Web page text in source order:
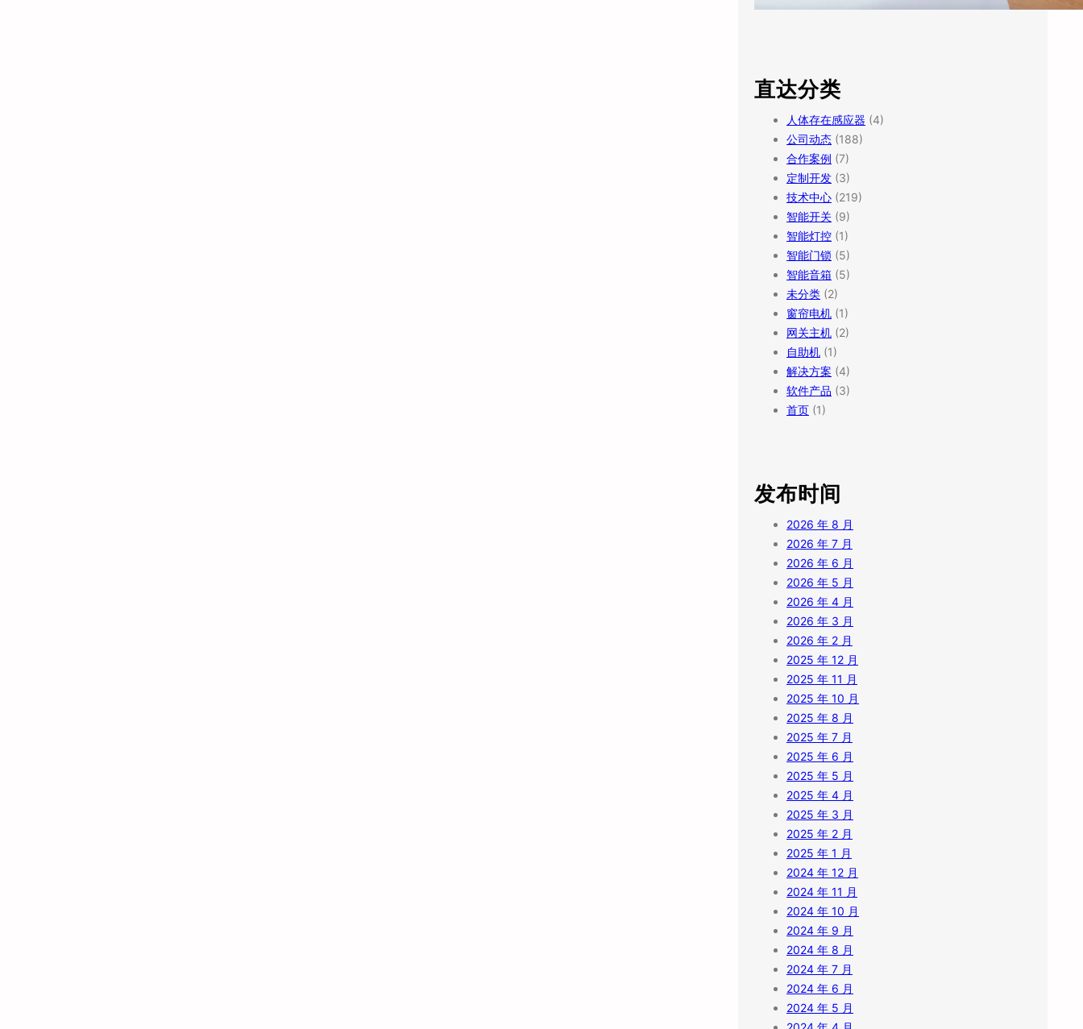
直达分类
人体存在感应器 (4)
公司动态 (188)
合作案例 (7)
定制开发 (3)
技术中心 (219)
智能开关 (9)
智能灯控 (1)
智能门锁 (5)
智能音箱 (5)
未分类 (2)
窗帘电机 (1)
网关主机 (2)
自助机 (1)
解决方案 (4)
软件产品 (3)
首页 (1)
发布时间
2026 年 8 月
2026 年 7 月
2026 年 6 月
2026 年 5 月
2026 年 4 月
2026 年 3 月
2026 年 2 月
2025 年 12 月
2025 年 11 月
2025 年 10 月
2025 年 8 月
2025 年 7 月
2025 年 6 月
2025 年 5 月
2025 年 4 月
2025 年 3 月
2025 年 2 月
2025 年 1 月
2024 年 12 月
2024 年 11 月
2024 年 10 月
2024 年 9 月
2024 年 8 月
2024 年 7 月
2024 年 6 月
2024 年 5 月